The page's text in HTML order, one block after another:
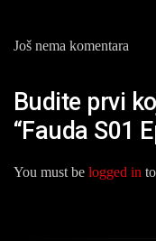
Još nema komentara
Budite prvi
“Fauda S01
You must be logged in